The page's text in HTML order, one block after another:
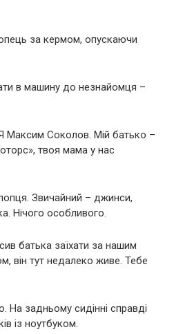
за кермом, опускаючи
в машину до незнайомця –
Соколов. Мій батько –
твоя мама у нас
Звичайний – джинси,
Нічого особливого.
батька заїхати за нашим
він тут недалеко живе. Тебе
На задньому сидінні справді
із ноутбуком.